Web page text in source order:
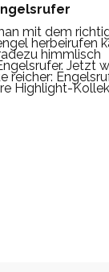
mit dem
herbeirufen
himmlisch
Jetzt
reicher:
Highlight-